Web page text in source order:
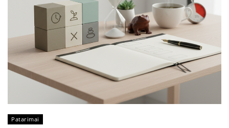
Patarimai